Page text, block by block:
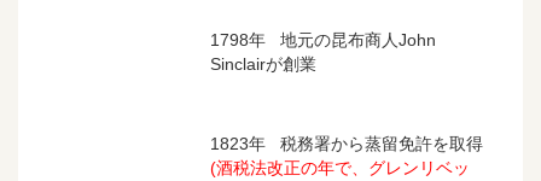
1798年 地元の昆布商人John
Sinclairが創業
1823年 税務署から蒸留免許を取得
(酒税法改正の年で、グレンリベッ